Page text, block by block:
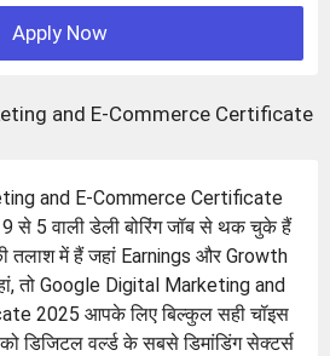
Apply Now
and E-Commerce Certificate
से 5 वाली डेली बोरिंग जॉब से थक चुके हैं
तलाश में हैं जहां Earnings और Growth
हां, तो Google Digital Marketing and
2025 आपके लिए बिल्कुल सही चॉइस
डिजिटल वर्ल्ड के सबसे डिमांडिंग सेक्टर्स